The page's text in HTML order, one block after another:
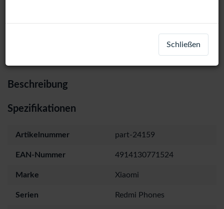
Beschreibung
Spezifikationen
Artikelnummer part-24159
EAN-Nummer 4914130771524
Marke Xiaomi
Serien Redmi Phones
Schließen